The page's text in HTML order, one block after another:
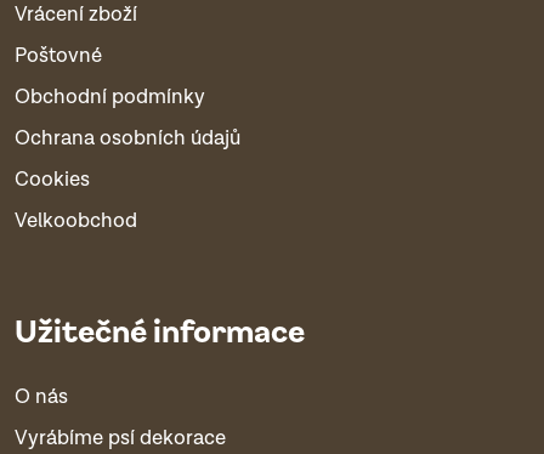
Vrácení zboží
Poštovné
Obchodní podmínky
Ochrana osobních údajů
Cookies
Velkoobchod
Užitečné informace
O nás
Vyrábíme psí dekorace